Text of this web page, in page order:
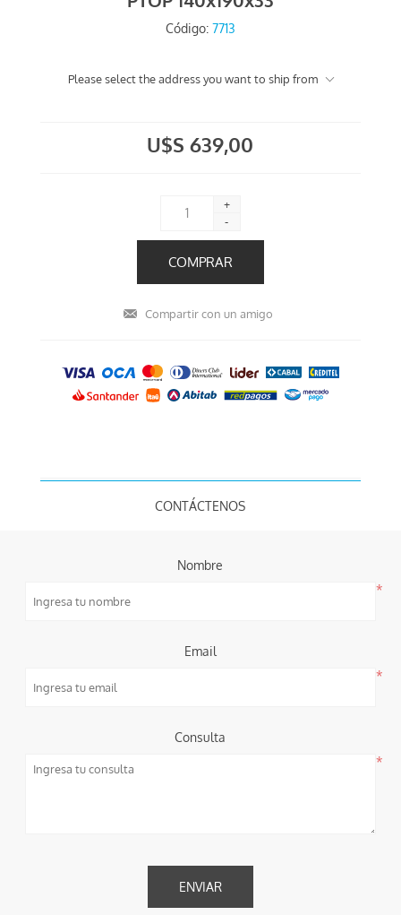
Código: 7713
Please select the address you want to ship from
U$S 639,00
+
-
CONTÁCTENOS
Nombre
*
Email
*
Consulta
*